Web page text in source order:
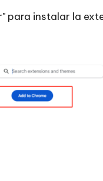
para instalar la